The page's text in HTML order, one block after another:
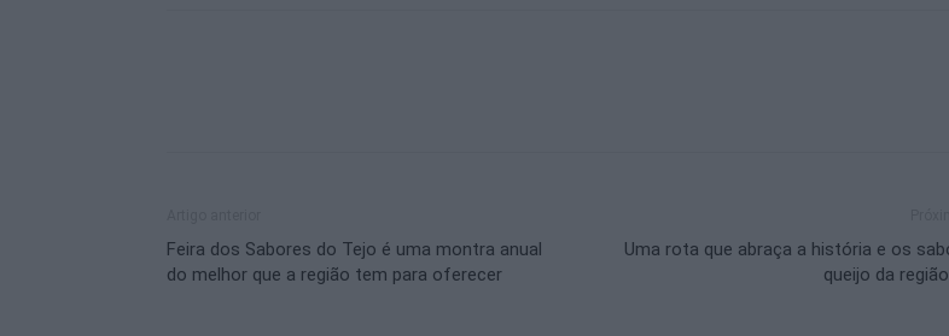
Feira dos Sabores do Tejo é uma montra anual
do melhor que a região tem para oferecer
Uma rota que abraça a história e os
queijo da